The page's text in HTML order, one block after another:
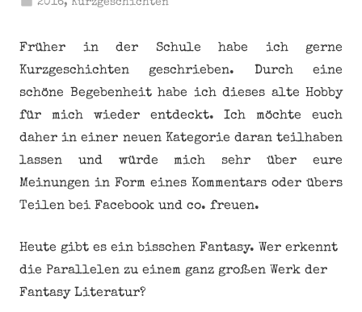
Früher in der Schule habe ich gerne
Kurzgeschichten geschrieben. Durch eine
schöne Begebenheit habe ich dieses alte Hobby
für mich wieder entdeckt. Ich möchte euch
daher in einer neuen Kategorie daran teilhaben
lassen und würde mich sehr über eure
Meinungen in Form eines Kommentars oder übers
Teilen bei Facebook und co. freuen.
Heute gibt es ein bisschen Fantasy. Wer erkennt
die Parallelen zu einem ganz großen Werk der
Fantasy Literatur?